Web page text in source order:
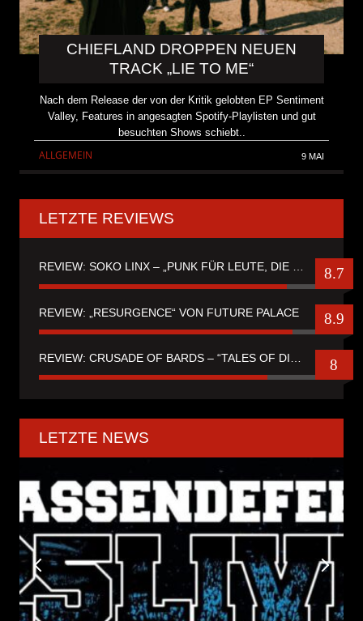
CHIEFLAND DROPPEN NEUEN
TRACK „LIE TO ME“
Nach dem Release der von der Kritik gelobten EP Sentiment
Valley, Features in angesagten Spotify-Playlisten und gut
besuchten Shows schiebt..
ALLGEMEIN 9 MAI
LETZTE REVIEWS
REVIEW: SOKO LINX – „PUNK FÜR LEUTE, DIE PUNK HASZEN“ 8.7
REVIEW: „RESURGENCE“ VON FUTURE PALACE 8.9
8
LETZTE NEWS